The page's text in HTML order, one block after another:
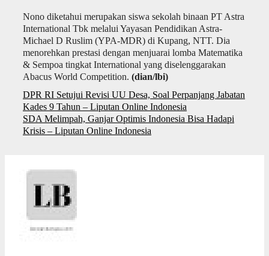
Nono diketahui merupakan siswa sekolah binaan PT Astra
International Tbk melalui Yayasan Pendidikan Astra-
Michael D Ruslim (YPA-MDR) di Kupang, NTT. Dia
menorehkan prestasi dengan menjuarai lomba Matematika
& Sempoa tingkat International yang diselenggarakan
Abacus World Competition. (dian/lbi)
Navigasi
pos
DPR RI Setujui Revisi UU Desa, Soal Perpanjang Jabatan
Kades 9 Tahun – Liputan Online Indonesia
SDA Melimpah, Ganjar Optimis Indonesia Bisa Hadapi
Krisis – Liputan Online Indonesia